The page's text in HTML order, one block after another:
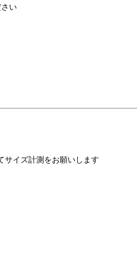
い
サイズ計測をお願いします